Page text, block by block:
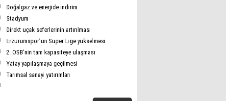
Doğalgaz ve enerjide indirim
Stadyum
Direkt uçak seferlerinin artırılması
Erzurumspor’un Süper Lige yükselmesi
2. OSB’nin tam kapasiteye ulaşması
Yatay yapılaşmaya geçilmesi
Tarımsal sanayi yatırımları